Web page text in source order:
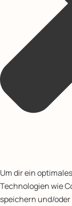
Um dir ein
Technologien wie
speichern und/